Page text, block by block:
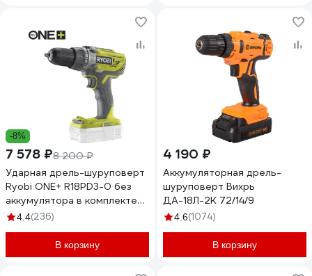
-8%
7 578 ₽8 200 ₽
Ударная дрель-шуруповерт
Ryobi ONE+ R18PD3-0 без
аккумулятора в комплекте
5133002888
4.4(236)
В корзину
4 190 ₽
Аккумуляторная дрель-
шуруповерт Вихрь
ДА-18Л-2К 72/14/9
4.6(1074)
В корзину